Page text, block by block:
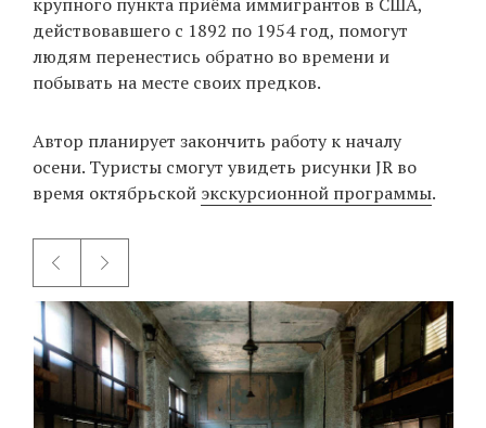
действовавшего с 1892 по 1954 год, помогут
людям перенестись обратно во времени и
побывать на месте своих предков.
Автор планирует закончить работу к началу
осени. Туристы смогут увидеть рисунки JR во
время октябрьской экскурсионной программы.